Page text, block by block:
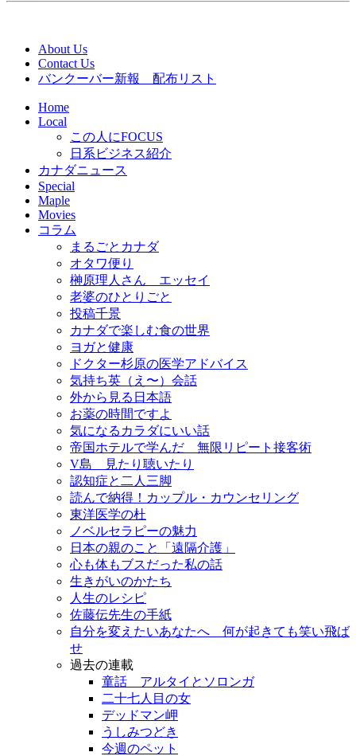
About Us
Contact Us
バンクーバー新報 配布リスト
Home
Local
この人にFOCUS
日系ビジネス紹介
カナダニュース
Special
Maple
Movies
コラム
まるごとカナダ
オタワ便り
榊原理人さん エッセイ
老婆のひとりごと
投稿千景
カナダで楽しむ食の世界
ヨガと健康
ドクター杉原の医学アドバイス
気持ち英（え〜）会話
外から見る日本語
お薬の時間ですよ
気になるカラダにいい話
帝国ホテルで学んだ 無限リピート接客術
V島 見たり聴いたり
認知症と二人三脚
読んで納得！カップル・カウンセリング
東洋医学の杜
ノベルセラピーの魅力
日本の親のこと「遠隔介護」
心も体もブスだった私の話
生きがいのかたち
人生のレシピ
佐藤伝先生の手紙
自分を変えたいあなたへ 何が起きても笑い飛ば
せ
過去の連載
童話 アルタイとソロンガ
二十七人目の女
デッドマン岬
うしみつどき
今週のペット